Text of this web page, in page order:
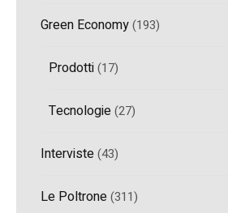
Green Economy(193)
Prodotti(17)
Tecnologie(27)
Interviste(43)
Le Poltrone(311)